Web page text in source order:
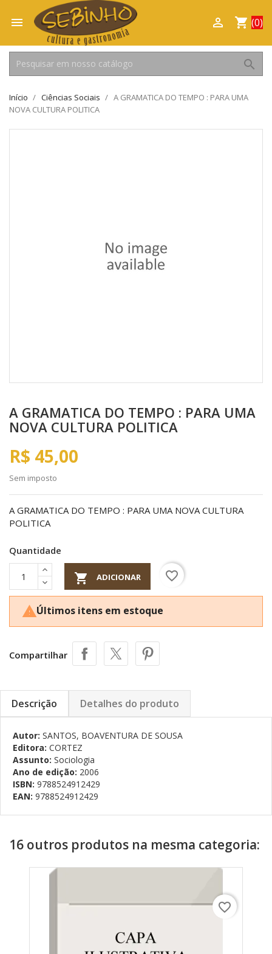
 shopping_cart (0)

search
Início Ciências Sociais
A GRAMATICA DO TEMPO : PARA UMA
NOVA CULTURA POLITICA
A GRAMATICA DO TEMPO : PARA UMA
NOVA CULTURA POLITICA
R$ 45,00
Sem imposto
A GRAMATICA DO TEMPO : PARA UMA NOVA CULTURA
POLITICA
Quantidade
 ADICIONAR favorite_border
Últimos itens em estoque
Compartilhar
Descrição Detalhes do produto
Autor: SANTOS, BOAVENTURA DE SOUSA
Editora: CORTEZ
Assunto: Sociologia
Ano de edição: 2006
ISBN: 9788524912429
EAN: 9788524912429
16 outros produtos na mesma categoria:
favorite_border